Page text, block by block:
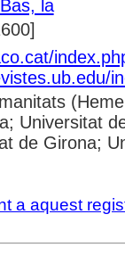
la
Universitat
de Girona;
a aquest